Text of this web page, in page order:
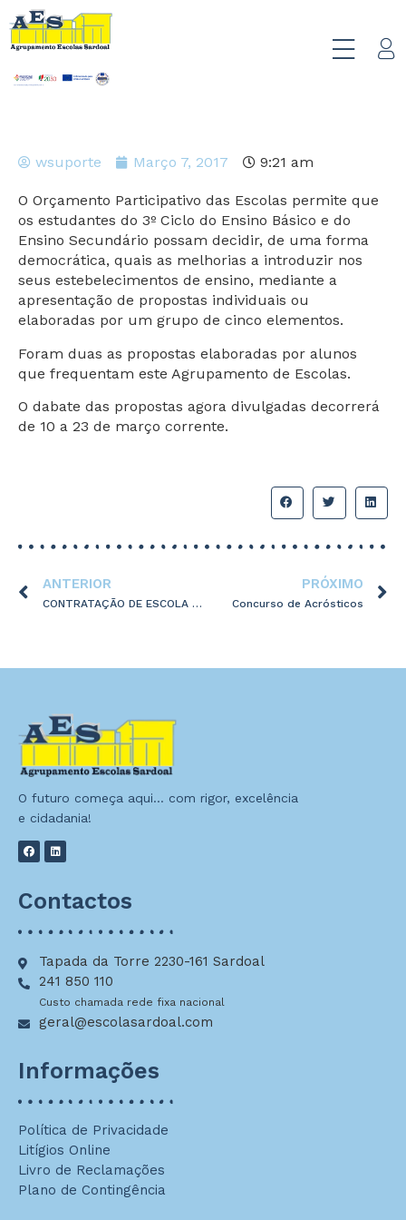
wsuporte Março 7, 2017 9:21 am
O Orçamento Participativo das Escolas permite que
os estudantes do 3º Ciclo do Ensino Básico e do
Ensino Secundário possam decidir, de uma forma
democrática, quais as melhorias a introduzir nos
seus estebelecimentos de ensino, mediante a
apresentação de propostas individuais ou
elaboradas por um grupo de cinco elementos.
Foram duas as propostas elaboradas por alunos
que frequentam este Agrupamento de Escolas.
O dabate das propostas agora divulgadas decorrerá
de 10 a 23 de março corrente.
ANTERIOR
CONTRATAÇÃO DE ESCOLA – GRUPO 600
PRÓXIMO
Concurso de Acrósticos
O futuro começa aqui… com rigor, excelência
e cidadania!
Contactos
Tapada da Torre 2230-161 Sardoal
241 850 110
Custo chamada rede fixa nacional
geral@escolasardoal.com
Informações
Política de Privacidade
Litígios Online
Livro de Reclamações
Plano de Contingência